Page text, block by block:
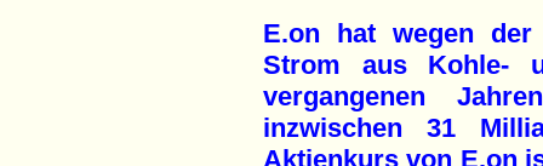
E.on hat wegen
Strom aus Kohle-
vergangenen
inzwischen 31
Aktienkurs von E.on